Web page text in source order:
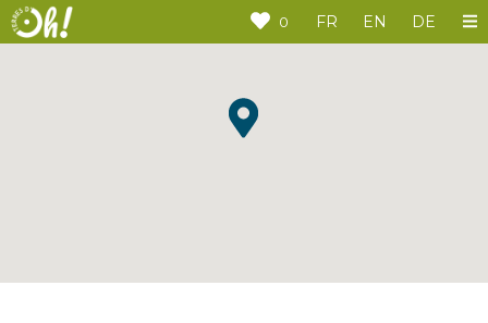
0 FR EN DE
Panneau de gestion des cookies